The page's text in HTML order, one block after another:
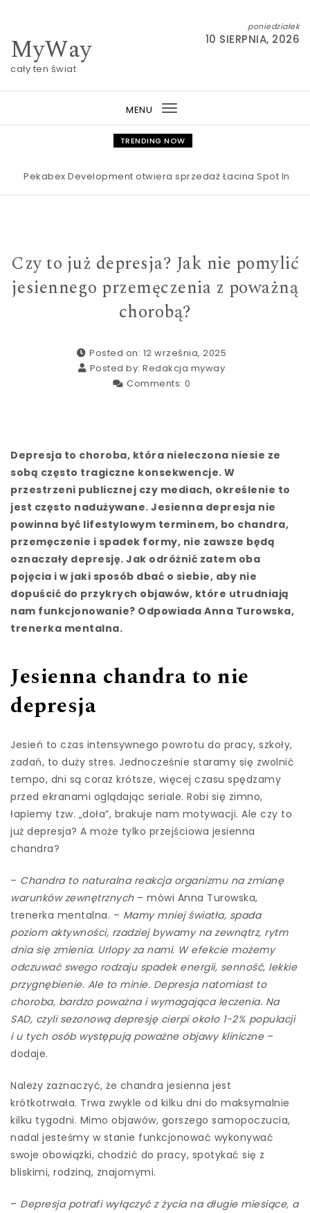
MyWay
cały ten świat
poniedziałek
10 SIERPNIA, 2026
MENU
Toggle
navigation
TRENDING NOW
Pekabex Development otwiera sprzedaż Łacina Spot
Czy to już depresja? Jak nie pomylić
jesiennego przemęczenia z poważną
chorobą?
Posted on: 12 września, 2025
Posted by: Redakcja myway
Comments: 0
Depresja to choroba, która nieleczona niesie ze
sobą często tragiczne konsekwencje. W
przestrzeni publicznej czy mediach, określenie to
jest często nadużywane. Jesienna depresja nie
powinna być lifestylowym terminem, bo chandra,
przemęczenie i spadek formy, nie zawsze będą
oznaczały depresję. Jak odróżnić zatem oba
pojęcia i w jaki sposób dbać o siebie, aby nie
dopuścić do przykrych objawów, które utrudniają
nam funkcjonowanie? Odpowiada Anna Turowska,
trenerka mentalna.
Jesienna chandra to nie
depresja
Jesień to czas intensywnego powrotu do pracy, szkoły,
zadań, to duży stres. Jednocześnie staramy się zwolnić
tempo, dni są coraz krótsze, więcej czasu spędzamy
przed ekranami oglądając seriale. Robi się zimno,
łapiemy tzw. „doła”, brakuje nam motywacji. Ale czy to
już depresja? A może tylko przejściowa jesienna
chandra?
– Chandra to naturalna reakcja organizmu na zmianę
warunków zewnętrznych– mówi Anna Turowska,
trenerka mentalna. – Mamy mniej światła, spada
poziom aktywności, rzadziej bywamy na zewnątrz, rytm
dnia się zmienia. Urlopy za nami. W efekcie możemy
odczuwać swego rodzaju spadek energii, senność, lekkie
przygnębienie. Ale to minie. Depresja natomiast to
choroba, bardzo poważna i wymagająca leczenia. Na
SAD, czyli sezonową depresję cierpi około 1-2% populacji
i u tych osób występują poważne objawy kliniczne –
dodaje.
Należy zaznaczyć, że chandra jesienna jest
krótkotrwała. Trwa zwykle od kilku dni do maksymalnie
kilku tygodni. Mimo objawów, gorszego samopoczucia,
nadal jesteśmy w stanie funkcjonować wykonywać
swoje obowiązki, chodzić do pracy, spotykać się z
bliskimi, rodziną, znajomymi.
– Depresja potrafi wyłączyć z życia na długie miesiące, a